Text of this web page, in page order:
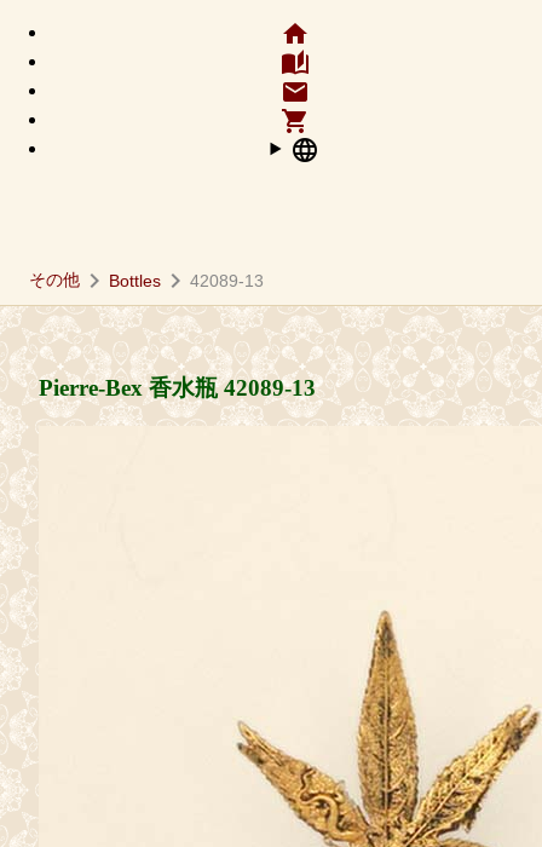
home
auto_stories
email
shopping_cart
language
その他 chevron_right Bottles chevron_right 42089-13
Pierre-Bex 香水瓶42089-13